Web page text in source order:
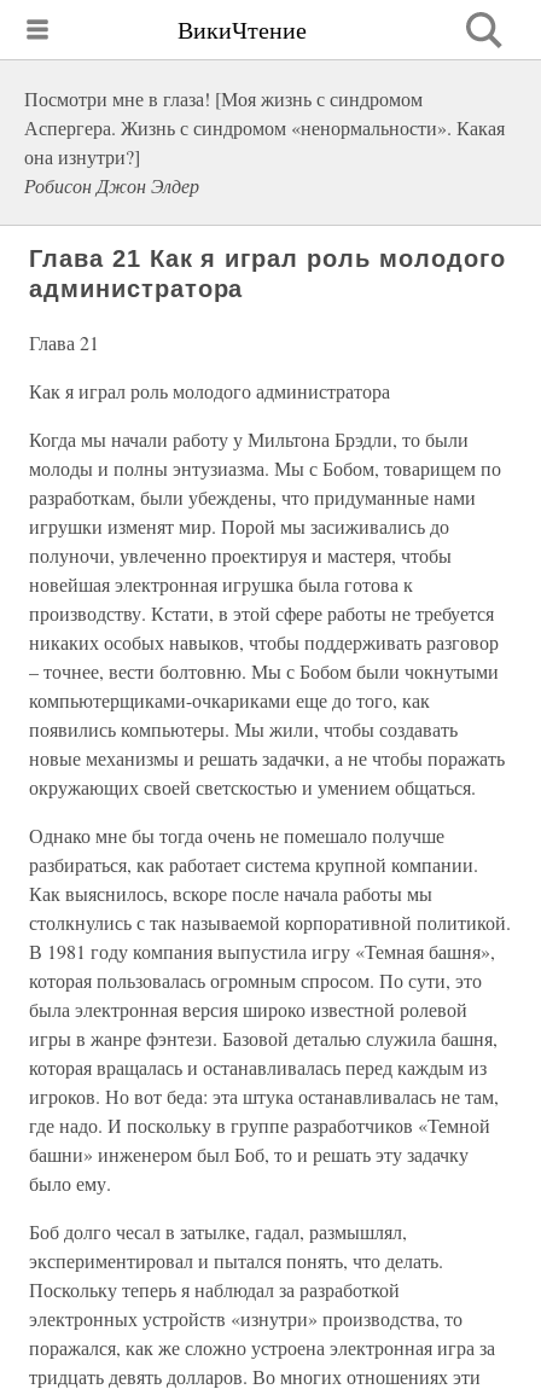
ВикиЧтение
Посмотри мне в глаза! [Моя жизнь с синдромом
Аспергера. Жизнь с синдромом «ненормальности». Какая
она изнутри?]
Робисон Джон Элдер
Глава 21 Как я играл роль молодого
администратора
Глава 21
Как я играл роль молодого администратора
Когда мы начали работу у Мильтона Брэдли, то были
молоды и полны энтузиазма. Мы с Бобом, товарищем по
разработкам, были убеждены, что придуманные нами
игрушки изменят мир. Порой мы засиживались до
полуночи, увлеченно проектируя и мастеря, чтобы
новейшая электронная игрушка была готова к
производству. Кстати, в этой сфере работы не требуется
никаких особых навыков, чтобы поддерживать разговор
– точнее, вести болтовню. Мы с Бобом были чокнутыми
компьютерщиками-очкариками еще до того, как
появились компьютеры. Мы жили, чтобы создавать
новые механизмы и решать задачки, а не чтобы поражать
окружающих своей светскостью и умением общаться.
Однако мне бы тогда очень не помешало получше
разбираться, как работает система крупной компании.
Как выяснилось, вскоре после начала работы мы
столкнулись с так называемой корпоративной политикой.
В 1981 году компания выпустила игру «Темная башня»,
которая пользовалась огромным спросом. По сути, это
была электронная версия широко известной ролевой
игры в жанре фэнтези. Базовой деталью служила башня,
которая вращалась и останавливалась перед каждым из
игроков. Но вот беда: эта штука останавливалась не там,
где надо. И поскольку в группе разработчиков «Темной
башни» инженером был Боб, то и решать эту задачку
было ему.
Боб долго чесал в затылке, гадал, размышлял,
экспериментировал и пытался понять, что делать.
Поскольку теперь я наблюдал за разработкой
электронных устройств «изнутри» производства, то
поражался, как же сложно устроена электронная игра за
тридцать девять долларов. Во многих отношениях эти